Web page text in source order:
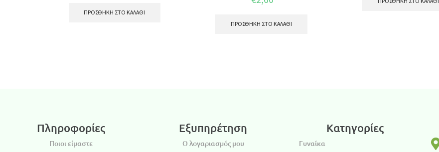
ΠΡΟΣΘΉΚΗ ΣΤΟ ΚΑΛΆΘΙ
ΠΡΟΣΘΉΚΗ ΣΤΟ ΚΑΛΆΘΙ
Πληροφορίες
Ποιοι είμαστε
Εξυπηρέτηση
Ο λογαριασμός μου
Κατηγορίες
Γυναίκα